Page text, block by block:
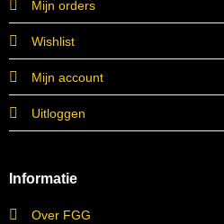
Mijn orders
Wishlist
Mijn account
Uitloggen
Informatie
Over FGG